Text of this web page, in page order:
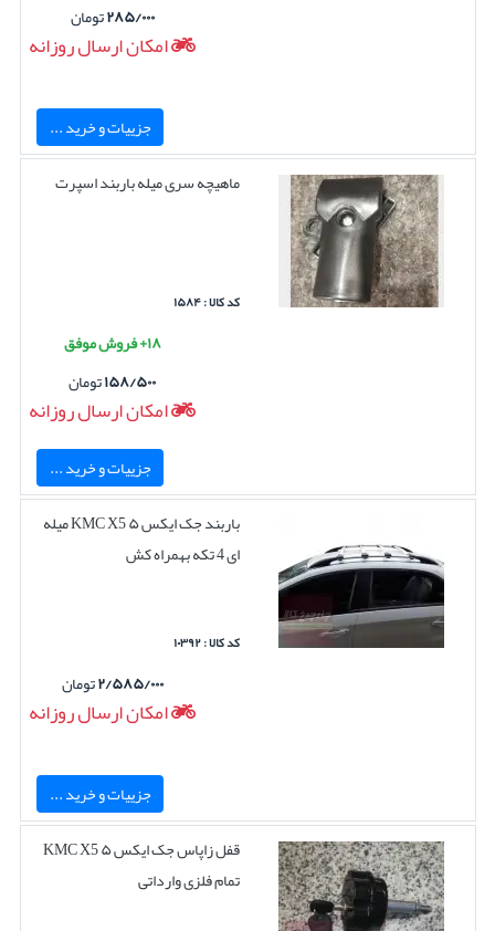
۲۸۵/۰۰۰تومان
امکان ارسال روزانه
جزییات و خرید ...
ماهیچه سری میله باربند اسپرت
کد کالا : ۱۵۸۴
۱۸+ فروش موفق
۱۵۸/۵۰۰تومان
امکان ارسال روزانه
جزییات و خرید ...
باربند جک ایکس ۵ KMC X5 میله
ای 4 تکه بهمراه کش
کد کالا : ۱۰۳۹۲
۲/۵۸۵/۰۰۰تومان
امکان ارسال روزانه
جزییات و خرید ...
قفل زاپاس جک ایکس ۵ KMC X5
تمام فلزی وارداتی